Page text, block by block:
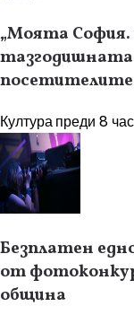
„Моята София.
тазгодишната
посетителите
Културапреди 8
Безплатен
от
община